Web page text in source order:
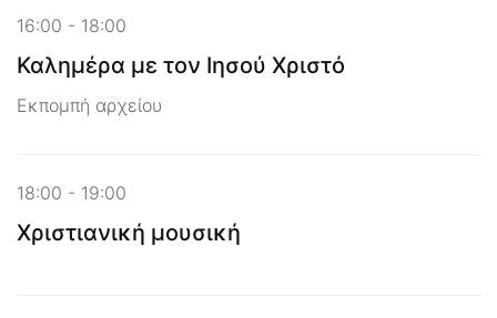
16:00 - 18:00
Καλημέρα με τον Ιησού Χριστό
Εκπομπή αρχείου
18:00 - 19:00
Χριστιανική μουσική